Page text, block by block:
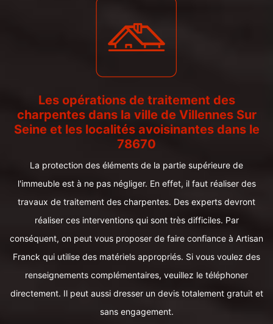
Les opérations de traitement des
charpentes dans la ville de Villennes Sur
Seine et les localités avoisinantes dans le
78670
La protection des éléments de la partie supérieure de
l'immeuble est à ne pas négliger. En effet, il faut réaliser des
travaux de traitement des charpentes. Des experts devront
réaliser ces interventions qui sont très difficiles. Par
conséquent, on peut vous proposer de faire confiance à Artisan
Franck qui utilise des matériels appropriés. Si vous voulez des
renseignements complémentaires, veuillez le téléphoner
directement. Il peut aussi dresser un devis totalement gratuit et
sans engagement.